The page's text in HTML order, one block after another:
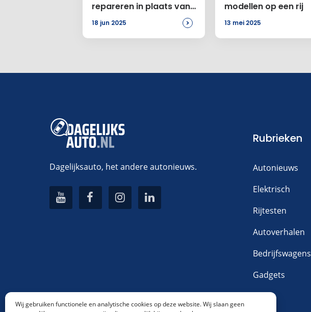
Wij gebruiken functionele en analytische cookies op deze website. Wij slaan geen
repareren in plaats van
vervangen
18 jun 2025 >
modellen op een rij
13 mei 2025
Dagelijksauto, het andere autonieuws.
Rubrieken
Autonieuws
Elektrisch
Rijtesten
Autoverhalen
Bedrijfswagens
Gadgets